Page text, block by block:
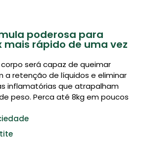
poderosa para
mais rápido de uma vez
será capaz de queimar
a retenção de líquidos e eliminar
inflamatórias que atrapalham
peso. Perca até 8kg em poucos